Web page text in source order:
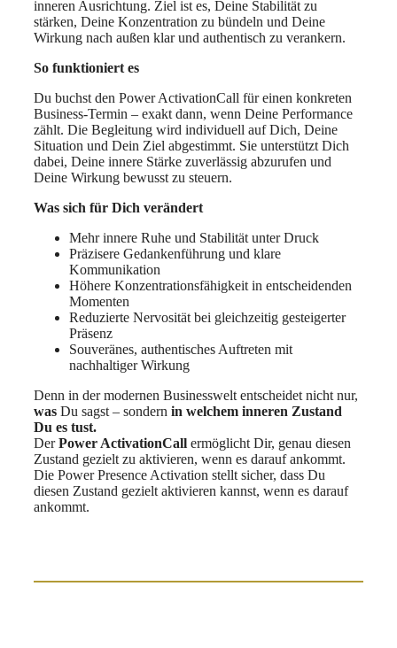
inneren Ausrichtung. Ziel ist es, Deine Stabilität zu
stärken, Deine Konzentration zu bündeln und Deine
Wirkung nach außen klar und authentisch zu verankern.
So funktioniert es
Du buchst den Power ActivationCall für einen konkreten
Business-Termin – exakt dann, wenn Deine Performance
zählt. Die Begleitung wird individuell auf Dich, Deine
Situation und Dein Ziel abgestimmt. Sie unterstützt Dich
dabei, Deine innere Stärke zuverlässig abzurufen und
Deine Wirkung bewusst zu steuern.
Was sich für Dich verändert
Mehr innere Ruhe und Stabilität unter Druck
Präzisere Gedankenführung und klare
Kommunikation
Höhere Konzentrationsfähigkeit in entscheidenden
Momenten
Reduzierte Nervosität bei gleichzeitig gesteigerter
Präsenz
Souveränes, authentisches Auftreten mit
nachhaltiger Wirkung
Denn in der modernen Businesswelt entscheidet nicht nur,
was Du sagst – sondern in welchem inneren Zustand
Du es tust.
DerPower ActivationCall ermöglicht Dir, genau diesen
Zustand gezielt zu aktivieren, wenn es darauf ankommt.
Die Power Presence Activation stellt sicher, dass Du
diesen Zustand gezielt aktivieren kannst, wenn es darauf
ankommt.